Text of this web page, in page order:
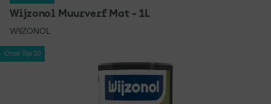
Wijzonol Muurverf Mat - 1L
WIJZONOL
Onze Top 10